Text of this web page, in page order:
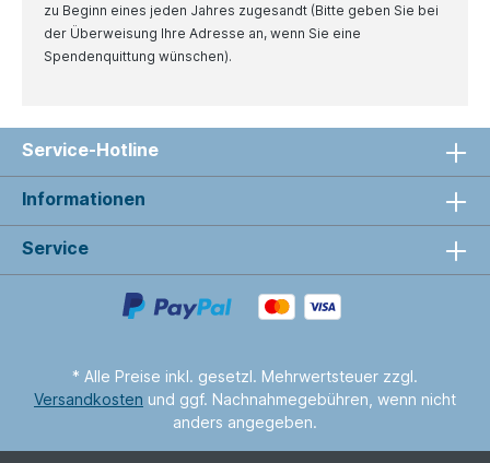
zu Beginn eines jeden Jahres zugesandt (Bitte geben Sie bei
der Überweisung Ihre Adresse an, wenn Sie eine
Spendenquittung wünschen).
Service-Hotline
Informationen
Service
* Alle Preise inkl. gesetzl. Mehrwertsteuer zzgl.
Versandkosten und ggf. Nachnahmegebühren, wenn nicht
anders angegeben.